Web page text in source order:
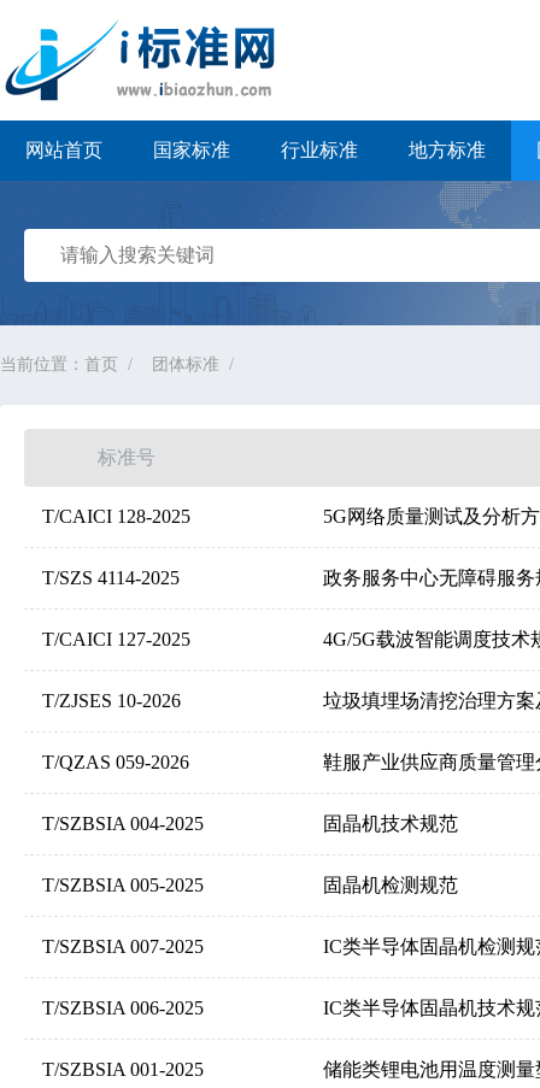
网站首页 国家标准 行业标准 地方标准
当前位置： 首页 团体标准
标准号
T/CAICI 128-2025 5G网络质量测试及分析
T/SZS 4114-2025 政务服务中心无障碍服务
T/CAICI 127-2025 4G/5G载波智能调度技术
T/ZJSES 10-2026 垃圾填埋场清挖治理方
T/QZAS 059-2026 鞋服产业供应商质量管
T/SZBSIA 004-2025 固晶机技术规范
T/SZBSIA 005-2025 固晶机检测规范
T/SZBSIA 007-2025 IC类半导体固晶机检测规
T/SZBSIA 006-2025 IC类半导体固晶机技术规
T/SZBSIA 001-2025 储能类锂电池用温度测